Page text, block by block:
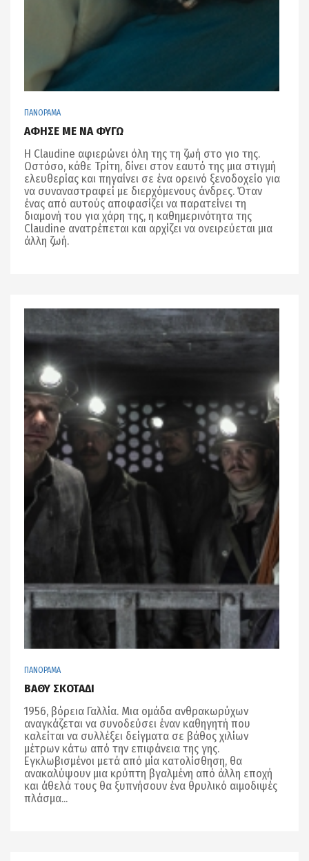
ΠΑΝΟΡΑΜΑ
ΑΦΗΣΕ ΜΕ ΝΑ ΦΥΓΩ
Η Claudine αφιερώνει όλη της τη ζωή στο γιο της.
Ωστόσο, κάθε Τρίτη, δίνει στον εαυτό της μια στιγμή
ελευθερίας και πηγαίνει σε ένα ορεινό ξενοδοχείο για
να συναναστραφεί με διερχόμενους άνδρες. Όταν
ένας από αυτούς αποφασίζει να παρατείνει τη
διαμονή του για χάρη της, η καθημερινότητα της
Claudine ανατρέπεται και αρχίζει να ονειρεύεται μια
άλλη ζωή.
ΠΑΝΟΡΑΜΑ
ΒΑΘΥ ΣΚΟΤΑΔΙ
1956, βόρεια Γαλλία. Μια ομάδα ανθρακωρύχων
αναγκάζεται να συνοδεύσει έναν καθηγητή που
καλείται να συλλέξει δείγματα σε βάθος χιλίων
μέτρων κάτω από την επιφάνεια της γης.
Εγκλωβισμένοι μετά από μία κατολίσθηση, θα
ανακαλύψουν μια κρύπτη βγαλμένη από άλλη εποχή
και άθελά τους θα ξυπνήσουν ένα θρυλικό αιμοδιψές
πλάσμα...